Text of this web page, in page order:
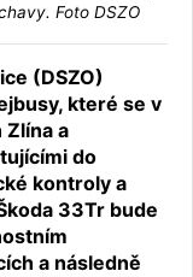
Foto DSZO
(DSZO)
které se v
a
do
kontroly a
33Tr bude
a následně